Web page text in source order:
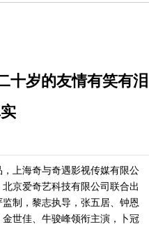
十岁的友情有笑有泪
上海奇与奇遇影视传媒有限公
京爱奇艺科技有限公司联合出
制，黎志执导，张五居、钟恩
世佳、牛骏峰领衔主演，卜冠